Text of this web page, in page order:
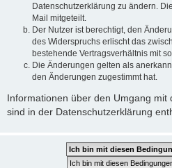
Datenschutzerklärung zu ändern.
Mail mitgeteilt.
Der Nutzer ist berechtigt, den
des Widerspruchs erlischt das
bestehende Vertragsverhältnis mit
Die Änderungen gelten als
den Änderungen zugestimmt hat.
Informationen über den Umgang mit
sind in der Datenschutzerklärung